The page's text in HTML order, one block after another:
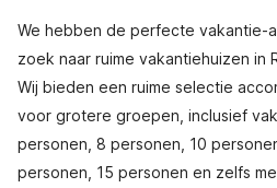
We hebben de perfecte vakantie-
zoek naar ruime vakantiehuizen in
Wij bieden een ruime selectie
voor grotere groepen, inclusief
personen, 8 personen, 10
personen, 15 personen en zelfs